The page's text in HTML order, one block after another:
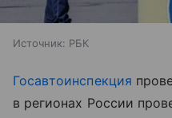
Источник: РБК
Госавтоинспекция
в регионах России